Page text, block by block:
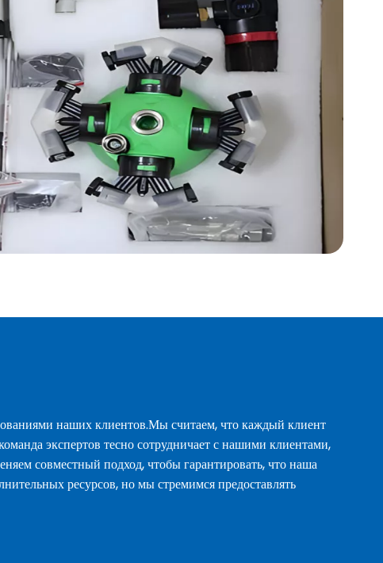
наших клиентов.Мы считаем, что каждый клиент
экспертов тесно сотрудничает с нашими клиентами,
совместный подход, чтобы гарантировать, что наша
ресурсов, но мы стремимся предоставлять